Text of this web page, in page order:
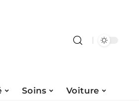
Soins Voiture